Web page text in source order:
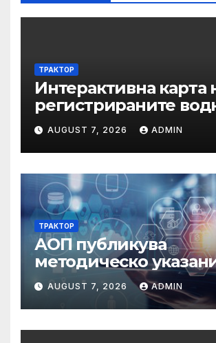
ТРАКТОР
Интерактивна карта
регистрираните
бази по
летния сезон на 2026
AUGUST 7, 2026 ADMIN
ТРАКТОР
АОП публикува
методическо
връзка с промени в
основанията за
задължително
отстраняване на
AUGUST 7, 2026 ADMIN